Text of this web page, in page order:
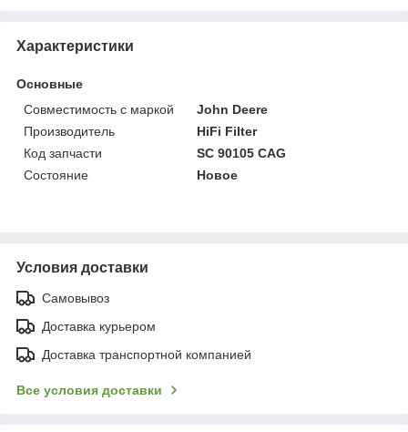
Характеристики
Основные
Совместимость с маркой
John Deere
Производитель
HiFi Filter
Код запчасти
SC 90105 CAG
Состояние
Новое
Условия доставки
Самовывоз
Доставка курьером
Доставка транспортной компанией
Все условия доставки